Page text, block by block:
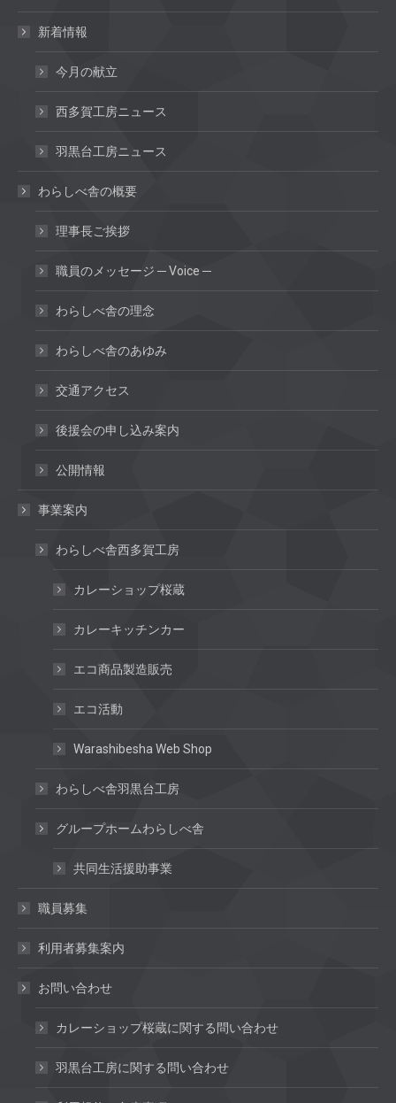
新着情報
今月の献立
西多賀工房ニュース
羽黒台工房ニュース
わらしべ舎の概要
理事長ご挨拶
職員のメッセージ ─ Voice ─
わらしべ舎の理念
わらしべ舎のあゆみ
交通アクセス
後援会の申し込み案内
公開情報
事業案内
わらしべ舎西多賀工房
カレーショップ桜蔵
カレーキッチンカー
エコ商品製造販売
エコ活動
Warashibesha Web Shop
わらしべ舎羽黒台工房
グループホームわらしべ舎
共同生活援助事業
職員募集
利用者募集案内
お問い合わせ
カレーショップ桜蔵に関する問い合わせ
羽黒台工房に関する問い合わせ